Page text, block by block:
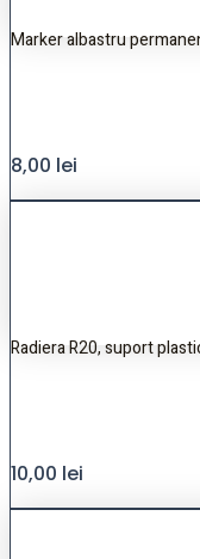
Marker albastru
8,00 lei
Radiera R20, suport
10,00 lei